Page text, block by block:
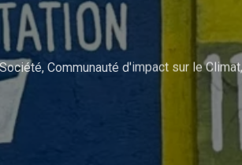
, Communauté d'impact sur le Climat,